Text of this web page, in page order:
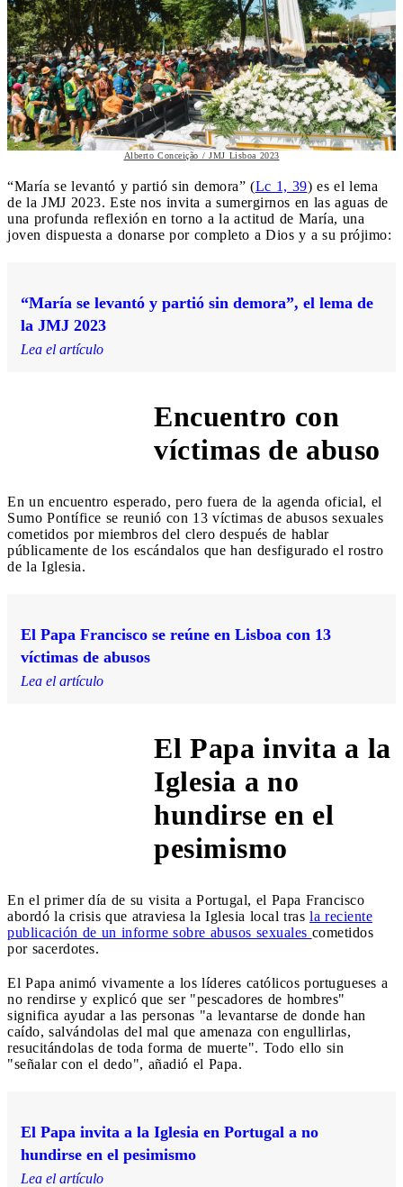
Alberto Conceição / JMJ Lisboa 2023
“María se levantó y partió sin demora” (Lc 1, 39) es el lema
de la JMJ 2023. Este nos invita a sumergirnos en las aguas de
una profunda reflexión en torno a la actitud de María, una
joven dispuesta a donarse por completo a Dios y a su prójimo:
“María se levantó y partió sin demora”, el lema de
la JMJ 2023
Lea el artículo
Encuentro con
víctimas de abuso
En un encuentro esperado, pero fuera de la agenda oficial, el
Sumo Pontífice se reunió con 13 víctimas de abusos sexuales
cometidos por miembros del clero después de hablar
públicamente de los escándalos que han desfigurado el rostro
de la Iglesia.
El Papa Francisco se reúne en Lisboa con 13
víctimas de abusos
Lea el artículo
El Papa invita a la
Iglesia a no
hundirse en el
pesimismo
En el primer día de su visita a Portugal, el Papa Francisco
abordó la crisis que atraviesa la Iglesia local tras la reciente
publicación de un informe sobre abusos sexuales cometidos
por sacerdotes.
El Papa animó vivamente a los líderes católicos portugueses a
no rendirse y explicó que ser "pescadores de hombres"
significa ayudar a las personas "a levantarse de donde han
caído, salvándolas del mal que amenaza con engullirlas,
resucitándolas de toda forma de muerte". Todo ello sin
"señalar con el dedo", añadió el Papa.
El Papa invita a la Iglesia en Portugal a no
hundirse en el pesimismo
Lea el artículo